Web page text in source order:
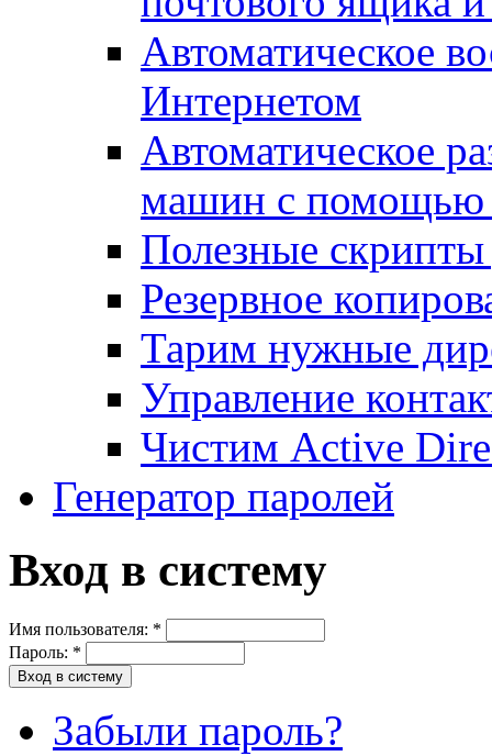
Автоматическое
Интернетом
Автоматическое
машин с помощью
Полезные
Резервное
Тарим нужные
Управление
Чистим Active
Генератор паролей
Вход в систему
Имя пользователя: *
Пароль: *
Забыли пароль?